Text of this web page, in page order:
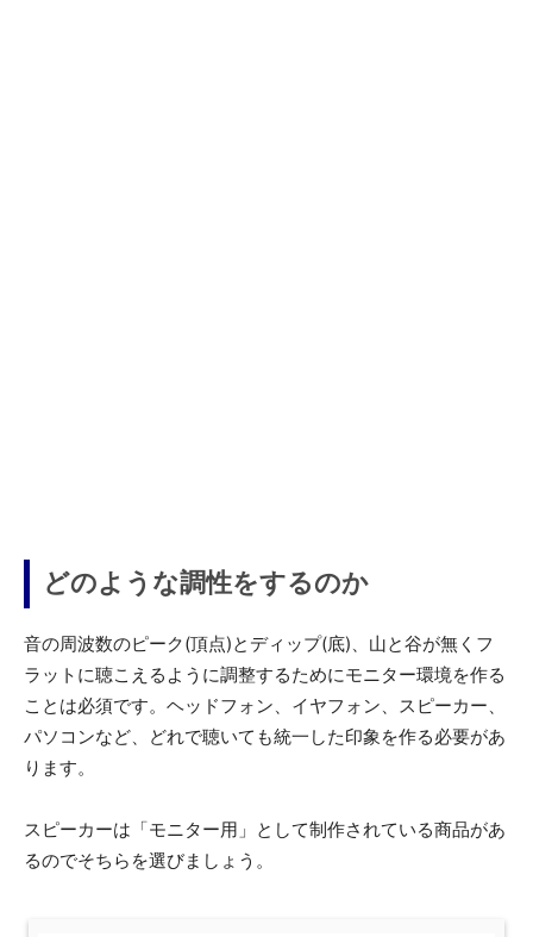
どのような調性をするのか
音の周波数のピーク(頂点)とディップ(底)、山と谷が無くフ
ラットに聴こえるように調整するためにモニター環境を作る
ことは必須です。ヘッドフォン、イヤフォン、スピーカー、
パソコンなど、どれで聴いても統一した印象を作る必要があ
ります。
スピーカーは「モニター用」として制作されている商品があ
るのでそちらを選びましょう。